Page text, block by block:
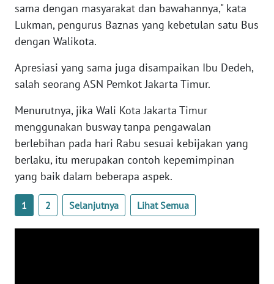
sama dengan masyarakat dan bawahannya," kata
Lukman, pengurus Baznas yang kebetulan satu Bus
dengan Walikota.
Apresiasi yang sama juga disampaikan Ibu Dedeh,
salah seorang ASN Pemkot Jakarta Timur.
Menurutnya, jika Wali Kota Jakarta Timur
menggunakan busway tanpa pengawalan
berlebihan pada hari Rabu sesuai kebijakan yang
berlaku, itu merupakan contoh kepemimpinan
yang baik dalam beberapa aspek.
1 2 Selanjutnya Lihat Semua
WN
NTT
KEPRI
WN
PAPUA
BARAT